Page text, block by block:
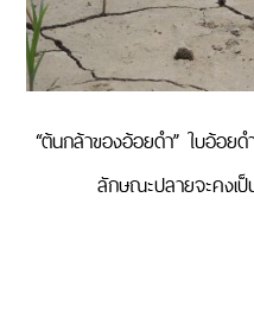
“ต้นกล้าของอ้อยดำ” ใบอ้อย
ลักษณะปลายจะคงเป็